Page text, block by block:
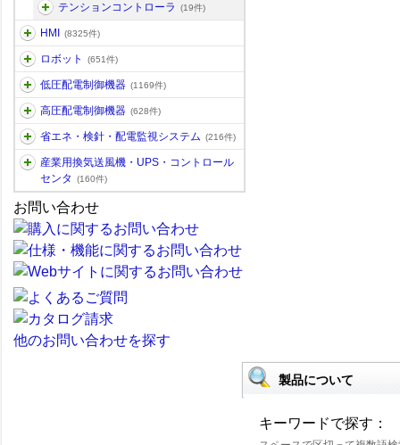
テンションコントローラ (19件)
HMI (8325件)
ロボット (651件)
低圧配電制御機器 (1169件)
高圧配電制御機器 (628件)
省エネ・検針・配電監視システム (216件)
産業用換気送風機・UPS・コントロール
センタ
(160件)
お問い合わせ
他のお問い合わせを探す
製品について
キーワードで探す：